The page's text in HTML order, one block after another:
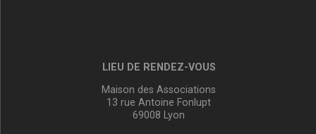
LIEU DE RENDEZ-VOUS
Maison des Associations
13 rue Antoine Fonlupt
69008 Lyon